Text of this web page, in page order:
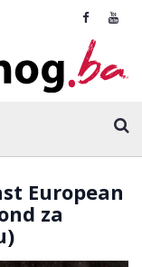
European
za